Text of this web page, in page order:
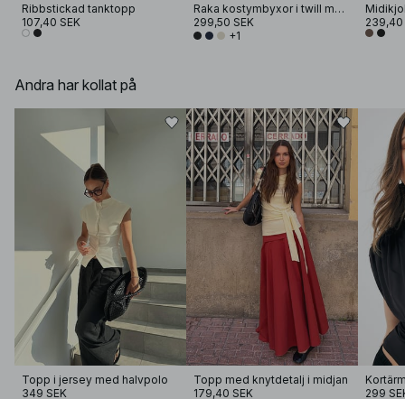
Ribbstickad tanktopp
107,40 SEK
Raka kostymbyxor i twill med mellanhög midja
299,50 SEK
+1
239,40
Andra har kollat på
Topp i jersey med halvpolo
349 SEK
Topp med knytdetalj i midjan
179,40 SEK
299